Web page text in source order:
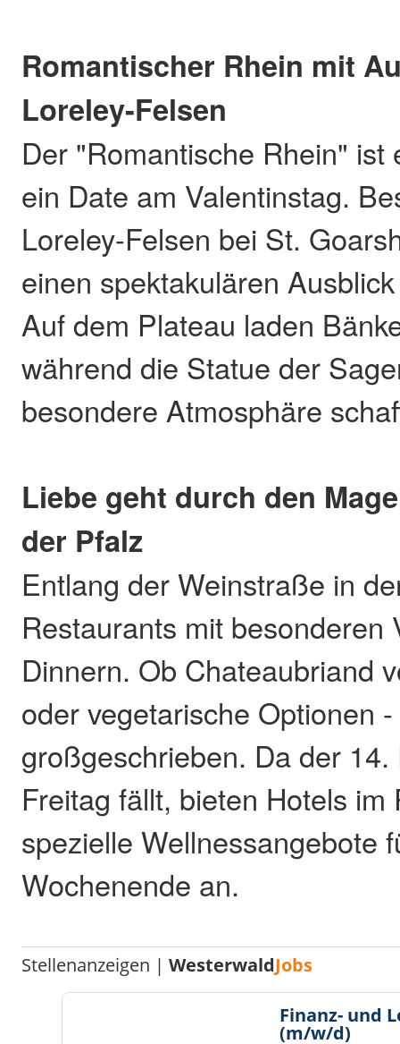
Romantischer Rhein mit
Loreley-Felsen
Der "Romantische Rhein" ist
ein Date am Valentinstag.
Loreley-Felsen bei St.
einen spektakulären
Auf dem Plateau laden
während die Statue der
besondere Atmosphäre
Liebe geht durch den
der Pfalz
Entlang der Weinstraße in
Restaurants mit besonderen
Dinnern. Ob Chateaubriand
oder vegetarische Optionen
großgeschrieben. Da der
Freitag fällt, bieten Hotels im
spezielle Wellnessangebote
Wochenende an.
Stellenanzeigen |WesterwaldJobs
Finanz- und
(m/w/d)